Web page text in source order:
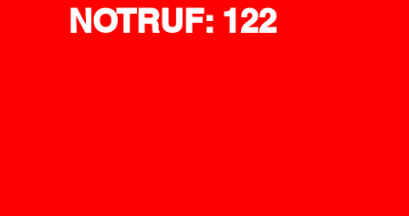
NOTRUF: 122